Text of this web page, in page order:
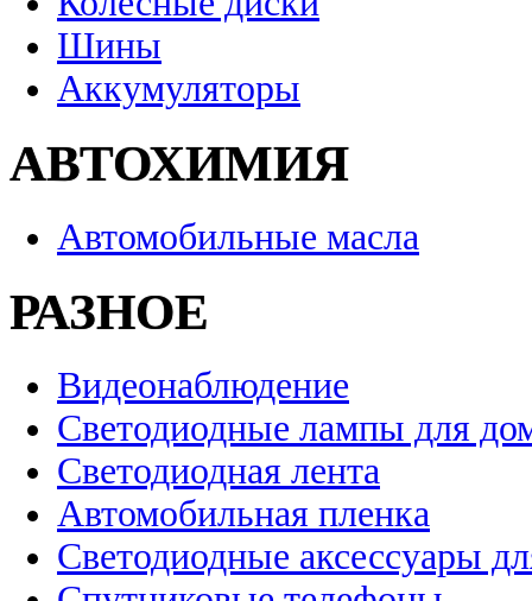
Шины
Аккумуляторы
АВТОХИМИЯ
Автомобильные масла
РАЗНОЕ
Видеонаблюдение
Светодиодные лампы для
Светодиодная лента
Автомобильная пленка
Светодиодные аксессуары